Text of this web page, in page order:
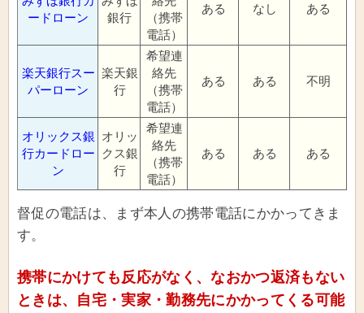
ードローン
銀行
（携帯
電話）
ある なし ある
楽天銀行スー
パーローン
楽天銀
行
希望連
絡先
（携帯
電話）
ある ある 不明
オリックス銀
行カードロー
ン
オリッ
クス銀
行
希望連
絡先
（携帯
電話）
ある ある ある
督促の電話は、まず本人の携帯電話にかかってきま
す。
携帯にかけても反応がなく、なおかつ返済もない
ときは、自宅・実家・勤務先にかかってくる可能